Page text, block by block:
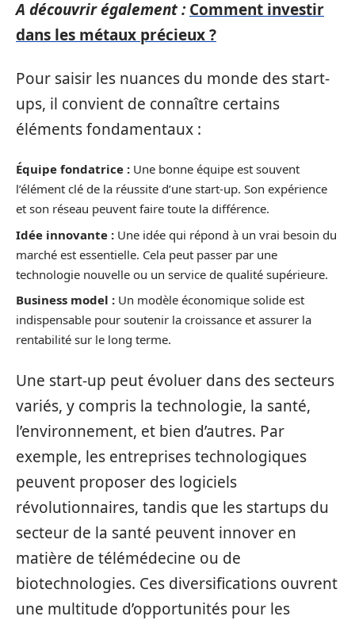
A découvrir également : Comment investir
dans les métaux précieux ?
Pour saisir les nuances du monde des start-
ups, il convient de connaître certains
éléments fondamentaux :
Équipe fondatrice : Une bonne équipe est souvent
l’élément clé de la réussite d’une start-up. Son expérience
et son réseau peuvent faire toute la différence.
Idée innovante : Une idée qui répond à un vrai besoin du
marché est essentielle. Cela peut passer par une
technologie nouvelle ou un service de qualité supérieure.
Business model : Un modèle économique solide est
indispensable pour soutenir la croissance et assurer la
rentabilité sur le long terme.
Une start-up peut évoluer dans des secteurs
variés, y compris la technologie, la santé,
l’environnement, et bien d’autres. Par
exemple, les entreprises technologiques
peuvent proposer des logiciels
révolutionnaires, tandis que les startups du
secteur de la santé peuvent innover en
matière de télémédecine ou de
biotechnologies. Ces diversifications ouvrent
une multitude d’opportunités pour les